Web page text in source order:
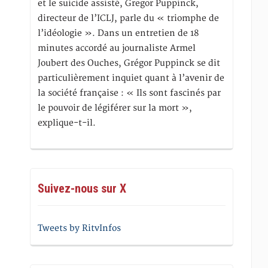
et le suicide assisté, Gregor Puppinck,
directeur de l’ICLJ, parle du « triomphe de
l’idéologie ». Dans un entretien de 18
minutes accordé au journaliste Armel
Joubert des Ouches, Grégor Puppinck se dit
particulièrement inquiet quant à l’avenir de
la société française : « Ils sont fascinés par
le pouvoir de légiférer sur la mort »,
explique-t-il.
Suivez-nous sur X
Tweets by RitvInfos